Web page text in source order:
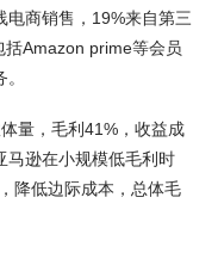
电商销售，19%来自第三
Amazon prime等会员
量，毛利41%，收益成
马逊在小规模低毛利时
降低边际成本，总体毛